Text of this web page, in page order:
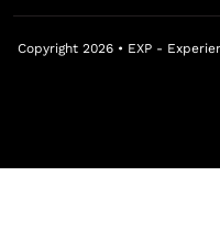
Copyright 2026 • EXP -